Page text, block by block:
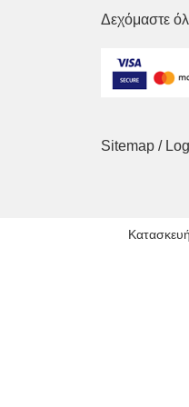
Δεχόμαστε
Sitemap /